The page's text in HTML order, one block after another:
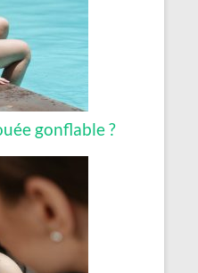
gonflable ?